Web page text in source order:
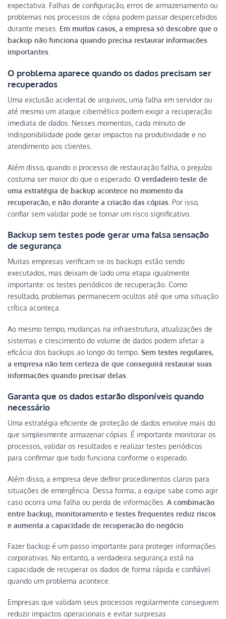
expectativa. Falhas de configuração, erros de armazenamento ou
problemas nos processos de cópia podem passar despercebidos
durante meses. Em muitos casos, a empresa só descobre que o
backup não funciona quando precisa restaurar informações
importantes
O problema aparece quando os dados precisam ser
recuperados
Uma exclusão acidental de arquivos, uma falha em servidor ou
até mesmo um ataque cibernético podem exigir a recuperação
imediata de dados. Nesses momentos, cada minuto de
indisponibilidade pode gerar impactos na produtividade e no
atendimento aos clientes.
Além disso, quando o processo de restauração falha, o prejuízo
costuma ser maior do que o esperado. O verdadeiro teste de
uma estratégia de backup acontece no momento da
recuperação, e não durante a criação das cópias . Por isso,
confiar sem validar pode se tornar um risco significativo.
Backup sem testes pode gerar uma falsa sensação
de segurança
Muitas empresas verificam se os backups estão sendo
executados, mas deixam de lado uma etapa igualmente
importante: os testes periódicos de recuperação. Como
resultado, problemas permanecem ocultos até que uma situação
crítica aconteça.
Ao mesmo tempo, mudanças na infraestrutura, atualizações de
sistemas e crescimento do volume de dados podem afetar a
eficácia dos backups ao longo do tempo. Sem testes regulares,
a empresa não tem certeza de que conseguirá restaurar suas
informações quando precisar delas
Garanta que os dados estarão disponíveis quando
necessário
Uma estratégia eficiente de proteção de dados envolve mais do
que simplesmente armazenar cópias. É importante monitorar os
processos, validar os resultados e realizar testes periódicos
para confirmar que tudo funciona conforme o esperado.
Além disso, a empresa deve definir procedimentos claros para
situações de emergência. Dessa forma, a equipe sabe como agir
caso ocorra uma falha ou perda de informações. A combinação
entre backup, monitoramento e testes frequentes reduz riscos
e aumenta a capacidade de recuperação do negócio
Fazer backup é um passo importante para proteger informações
corporativas. No entanto, a verdadeira segurança está na
capacidade de recuperar os dados de forma rápida e confiável
quando um problema acontece.
Empresas que validam seus processos regularmente conseguem
reduzir impactos operacionais e evitar surpresas